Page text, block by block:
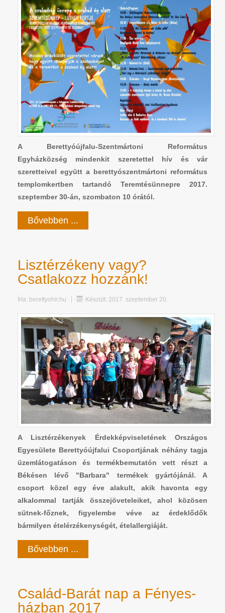
A Berettyóújfalu-Szentmártoni Református
Egyházközség mindenkit szeretettel hív és vár
szeretteivel együtt a berettyószentmártoni református
templomkertben tartandó Teremtésünnepre 2017.
szeptember 30-án, szombaton 10 órától.
Bővebben ...
Lisztérzékeny vagy?
Csatlakozz hozzánk!
Írta: berettyohir.hu Készült: 2017. szeptember 20.
A Lisztérzékenyek Érdekképviseletének Országos
Egyesülete Berettyóújfalui Csoportjának néhány tagja
üzemlátogatáson és termékbemutatón vett részt a
Békésen lévő "Barbara" termékek gyártójánál. A
csoport közel egy éve alakult, akik havonta egy
alkalommal tartják összejöveteleiket, ahol közösen
sütnek-főznek, figyelembe véve az érdeklődők
bármilyen ételérzékenységét, ételallergiáját.
Bővebben ...
Család-Barát nap a Fényes-
házban 2017